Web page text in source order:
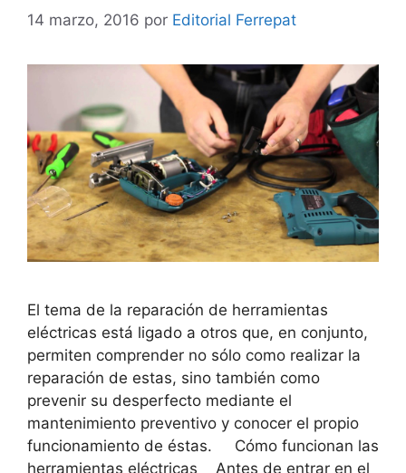
14 marzo, 2016 por Editorial Ferrepat
El tema de la reparación de herramientas
eléctricas está ligado a otros que, en conjunto,
permiten comprender no sólo como realizar la
reparación de estas, sino también como
prevenir su desperfecto mediante el
mantenimiento preventivo y conocer el propio
funcionamiento de éstas. Cómo funcionan las
herramientas eléctricas Antes de entrar en el